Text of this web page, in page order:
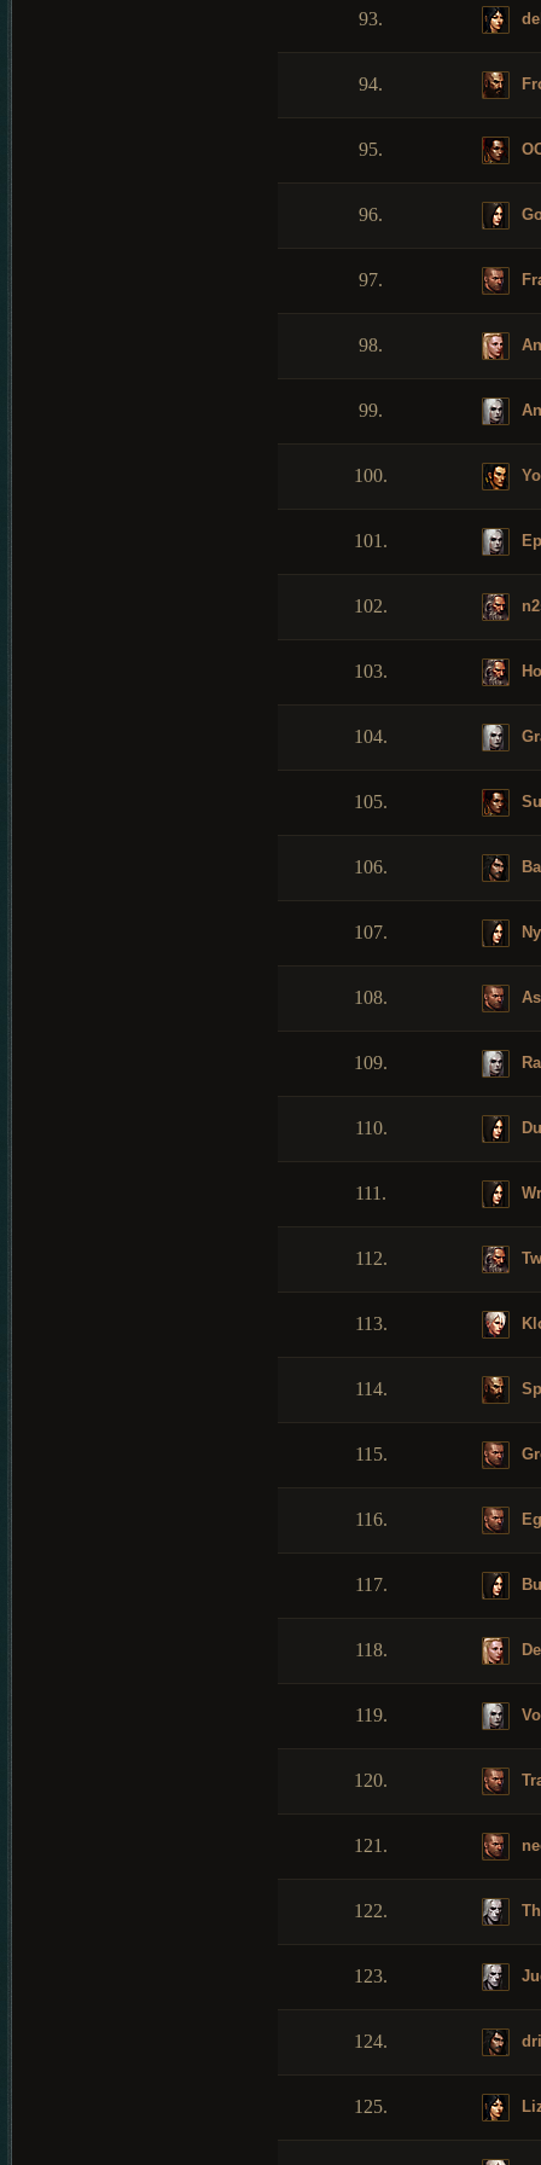
93.
94.
95.
96.
97.
98.
99.
100.
101.
102.
103.
104.
105.
106.
107.
108.
109.
110.
111.
112.
113.
114.
115.
116.
117.
118.
119.
120.
121.
122.
123.
124.
125.